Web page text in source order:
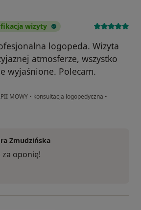
wizyty
logopeda. Wizyta
atmosferze, wszystko
wyjaśnione. Polecam.
MOWY • konsultacja logopedyczna •
Zmudzińska
oponię!